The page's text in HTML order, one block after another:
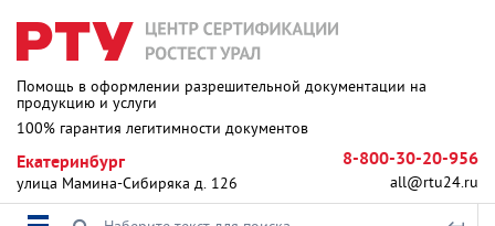
Помощь в оформлении разрешительной документации на
продукцию и услуги
100% гарантия легитимности документов
Екатеринбург
улица Мамина-Сибиряка д. 126
8-800-30-20-956
all@rtu24.ru